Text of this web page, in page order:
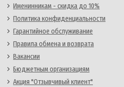
Именинникам - скидка до 10%
Политика конфиденциальности
Гарантийное обслуживание
Правила обмена и возврата
Вакансии
Бюджетным организациям
Акция "Отзывчивый клиент"